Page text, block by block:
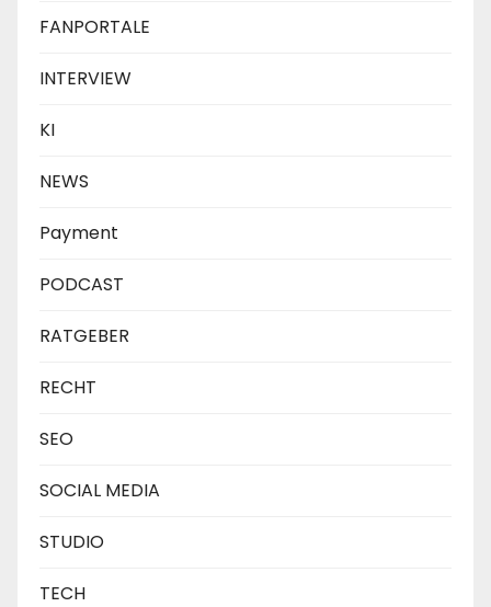
FANPORTALE
INTERVIEW
KI
NEWS
Payment
PODCAST
RATGEBER
RECHT
SEO
SOCIAL MEDIA
STUDIO
TECH